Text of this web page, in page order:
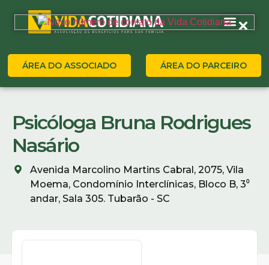
ÁREA DO ASSOCIADO ÁREA DO PARCEIRO
Psicóloga Bruna Rodrigues
Nasário
Avenida Marcolino Martins Cabral, 2075, Vila
Moema, Condomínio Interclínicas, Bloco B, 3⁰
andar, Sala 305. Tubarão - SC